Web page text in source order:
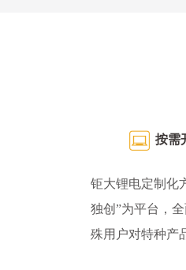
按需
钜大锂电定制化
独创”为平台，
殊用户对特种产